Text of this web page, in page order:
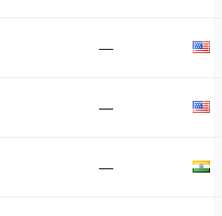
—
—
—